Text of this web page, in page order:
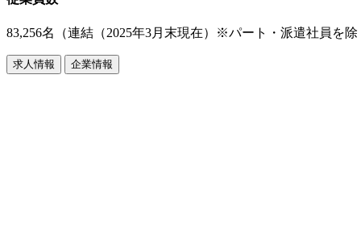
83,256名（連結（2025年3月末現在）※パート・派遣社員を除
求人情報 企業情報